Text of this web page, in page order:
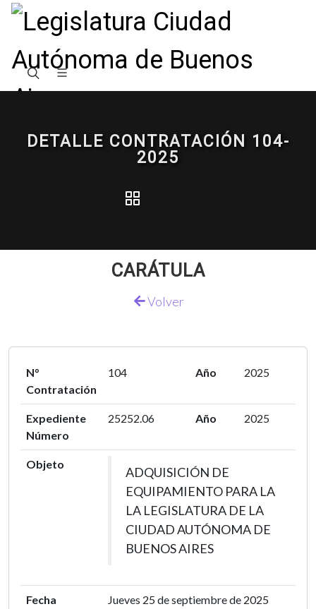
DETALLE CONTRATACIÓN 104-
2025
CARÁTULA
Volver
N°
Contratación
104 Año 2025
Expediente
Número
25252.06 Año 2025
Objeto
ADQUISICIÓN DE
EQUIPAMIENTO PARA LA
LA LEGISLATURA DE LA
CIUDAD AUTÓNOMA DE
BUENOS AIRES
Fecha
Jueves 25 de septiembre de 2025